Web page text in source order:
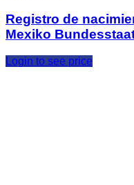
Registro de
Mexiko
Login to see price